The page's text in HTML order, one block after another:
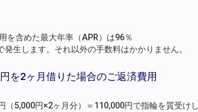
を含めた最大年率（APR）は96％
生します。それ以外の手数料はかかりません。
を2ヶ月借りた場合のご返済費用
5,000円×2ヶ月分）＝110,000円で指輪を質受け